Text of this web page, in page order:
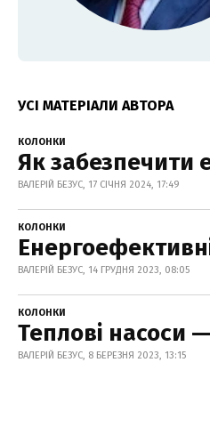
УСІ МАТЕРІАЛИ АВТОРА
КОЛОНКИ
Як забезпечити
ВАЛЕРІЙ БЕЗУС, 17 СІЧНЯ 2024, 17:49
КОЛОНКИ
ВАЛЕРІЙ БЕЗУС, 14 ГРУДНЯ 2023, 08:05
КОЛОНКИ
Теплові насоси
ВАЛЕРІЙ БЕЗУС, 8 БЕРЕЗНЯ 2023, 13:15